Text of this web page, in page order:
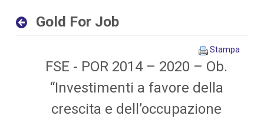
Gold For Job
Stampa
FSE - POR 2014 – 2020 – Ob.
“Investimenti a favore della
crescita e dell’occupazione